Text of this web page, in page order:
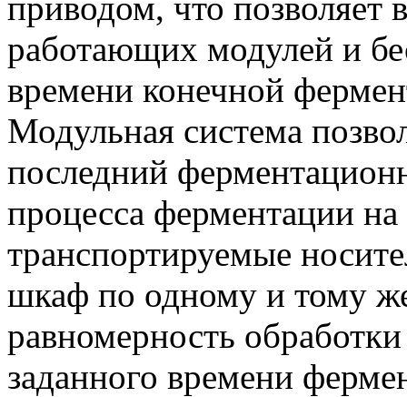
работающих модулей и
времени конечной
Модульная система
последний
процесса ферментации
транспортируемые
шкаф по одному и тому
равномерность
заданного времени